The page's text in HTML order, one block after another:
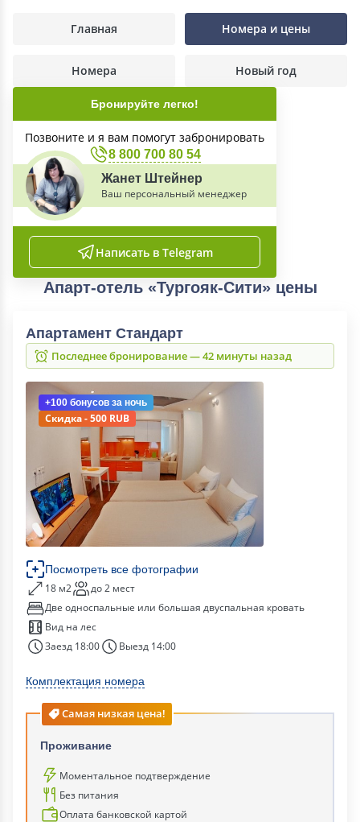
Главная Номера и цены
Номера Новый год
Бронируйте легко!
Позвоните и я вам помогут забронировать
8 800 700 80 54
Жанет Штейнер
Ваш персональный менеджер
Написать в Telegram
Апарт-отель «Тургояк-Сити» цены
Апартамент Стандарт
Последнее бронирование — 42 минуты назад
+100 бонусов за ночь
Скидка - 500 RUB
Посмотреть все фотографии
18 м2
до 2 мест
Две односпальные или большая двуспальная кровать
Вид на лес
Заезд 18:00
Выезд 14:00
Комплектация номера
Самая низкая цена!
Проживание
Моментальное подтверждение
Без питания
Оплата банковской картой